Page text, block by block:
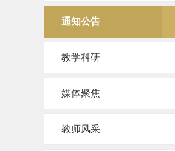
通知公告
教学科研
媒体聚焦
教师风采